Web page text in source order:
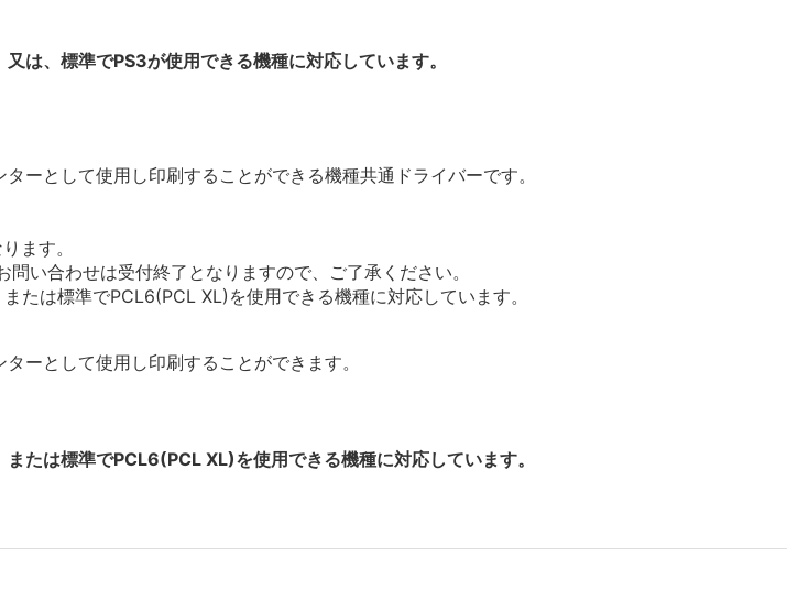
は、標準でPS3が使用できる機種に対応しています。
ーとして使用し印刷することができる機種共通ドライバーです。
ます。
い合わせは受付終了となりますので、ご了承ください。
たは標準でPCL6(PCL XL)を使用できる機種に対応しています。
ーとして使用し印刷することができます。
たは標準でPCL6(PCL XL)を使用できる機種に対応しています。